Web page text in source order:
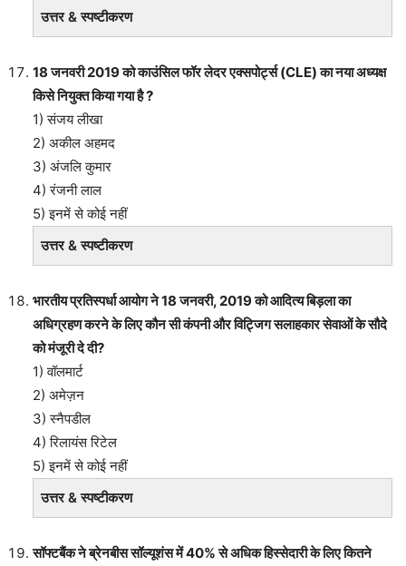
उत्तर & स्पष्टीकरण
18 जनवरी 2019 को काउंसिल फॉर लेदर एक्सपोर्ट्स (CLE) का नया अध्यक्ष
किसे नियुक्त किया गया है ?
1) संजय लीखा
2) अकील अहमद
3) अंजलि कुमार
4) रंजनी लाल
5) इनमें से कोई नहीं
उत्तर & स्पष्टीकरण
भारतीय प्रतिस्पर्धा आयोग ने 18 जनवरी, 2019 को आदित्य बिड़ला का
अधिग्रहण करने के लिए कौन सी कंपनी और विट्जिग सलाहकार सेवाओं के सौदे
को मंजूरी दे दी?
1) वॉलमार्ट
2) अमेज़न
3) स्नैपडील
4) रिलायंस रिटेल
5) इनमें से कोई नहीं
उत्तर & स्पष्टीकरण
सॉफ्टबैंक ने ब्रेनबीस सॉल्यूशंस में 40% से अधिक हिस्सेदारी के लिए कितने